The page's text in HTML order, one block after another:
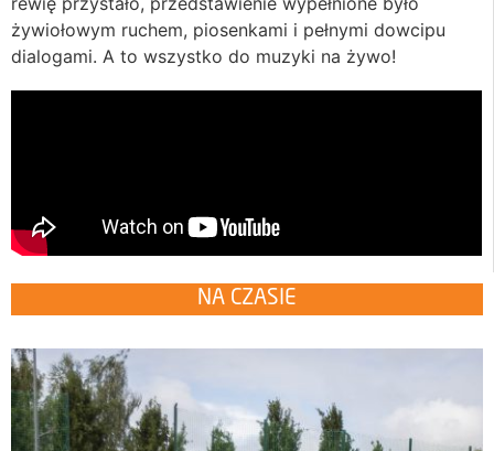
żywiołowym ruchem, piosenkami i pełnymi dowcipu
dialogami. A to wszystko do muzyki na żywo!
NA CZASIE